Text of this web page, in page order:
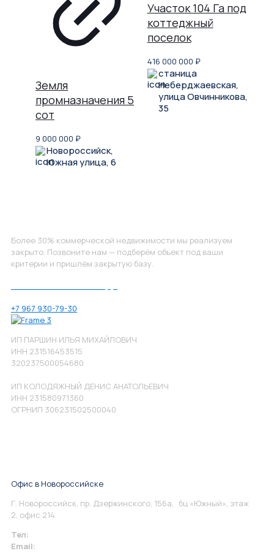
Земля
промназначения 5
сот
9 000 000 ₽
Новороссийск,
Южная улица, 6
Участок 104 Га под
коттеджный
поселок
416 000 000 ₽
станица
Неберджаевская,
улица Овчинникова,
35
Более 30% коммерческой недвижимости мы реализуем
закрыто. Позвоните нам — подберём объект под ваши
критерии и пришлём закрытую базу.
+7 967 930-79-30
ИП ПАРШИН ИЛЬЯ МИХАЙЛОВИЧ
ИНН 231516453515
320237500054680
ИП КОЛОДЯЖНЫЙ ДЕНИС АНАТОЛЬЕВИЧ
ИНН 231580971360
ОГРНИП 306231502500040
Офис в Новороссийске
Г. Новороссийск, пр. Дзержинского, 156а, бц «Южный», этаж
2, офис 214.
Тел:
Email: